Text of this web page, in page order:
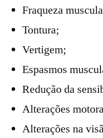
Fraqueza
Tontura;
Vertigem;
Espasmos
Redução da
Alterações
Alterações na